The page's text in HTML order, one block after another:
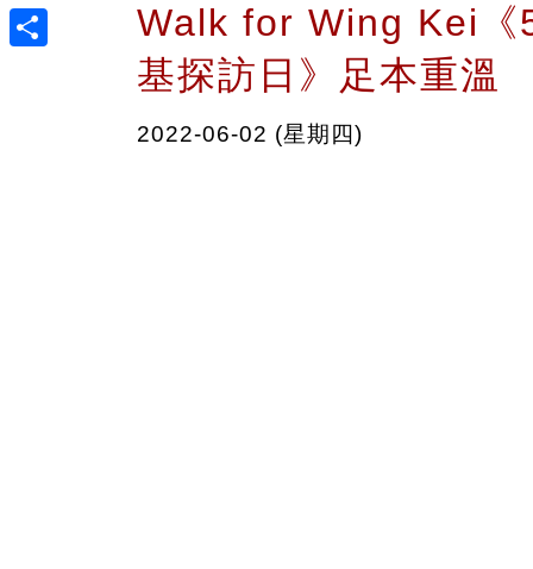
Pinterest
Walk for Wing Kei《
基探訪日》足本重溫
2022-06-02 (星期四)